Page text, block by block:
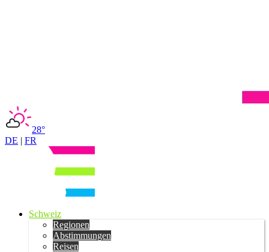
28°
DE | FR
Schweiz
Regionen
Abstimmungen
Reisen